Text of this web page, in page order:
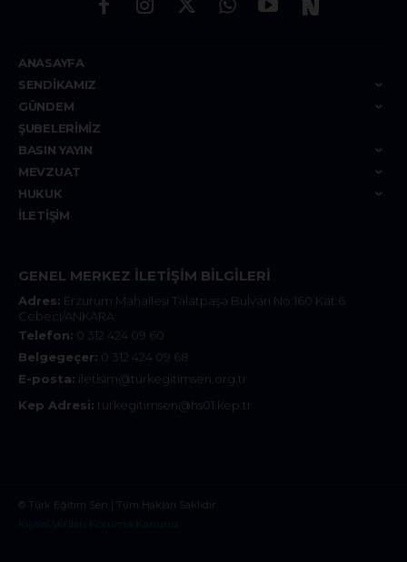
ANASAYFA
SENDIKAMIZ
GÜNDEM
ŞUBELERIMIZ
BASIN YAYIN
MEVZUAT
HUKUK
İLETIŞIM
GENEL MERKEZ İLETIŞIM BILGILERI
Adres: Erzurum Mahallesi Talatpaşa Bulvarı No:160 Kat:6
Cebeci/ANKARA
Telefon: 0 312 424 09 60
Belgegeçer: 0 312 424 09 68
E-posta: iletisim@turkegitimsen.org.tr
Kep Adresi: turkegitimsen@hs01.kep.tr
© Türk Eğitim Sen | Tüm Hakları Saklıdır.
Kişisel Verileri Koruma Kanunu